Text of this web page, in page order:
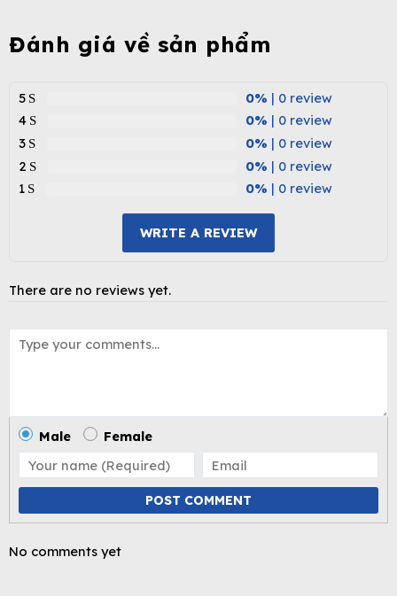
Đánh giá về sản phẩm
5 0% | 0 review
4
0% | 0 review
3
0% | 0 review
2
0% | 0 review
1
0% | 0 review
WRITE A REVIEW
There are no reviews yet.
Male Female
POST COMMENT
No comments yet